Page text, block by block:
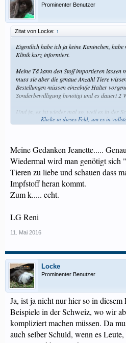
Prominenter Benutzer
Zitat von Locke: ↑
Eigentlich habe ich ja keine Kaninchen,
Klinik kurz informiert.
Meine Tä kann den Stoff importieren lassen
muss sie aber die genaue Anzahl Tiere
Bestellungen müssen einzeln/je Halter
Sonderbewilligung benötigt und es dauert 2
Und ja, es ist wieder mal so, weil es in der
ist oder noch besser gesagt, komplizierter
sackteuer kommt mit Sonderbewilligung und
Klicke in dieses Feld, um es in
Meine Gedanken Jeanette.....
Wiedermal wird man genötigt sich
Tieren zu liebe und schauen dass
Impfstoff heran kommt.
Zum k..... echt.
LG Reni
11. Mai 2016
Locke
Prominenter Benutzer
Ja, ist ja nicht nur hier so in
Beispiele in der Schweiz, wo wir
kompliziert machen müssen. Da
auch selber Schuld, wenn es